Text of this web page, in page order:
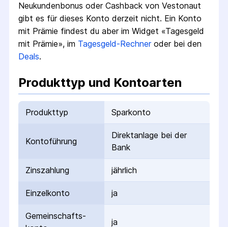
Neukundenbonus oder Cashback von Vestonaut
gibt es für dieses Konto derzeit nicht. Ein Konto
mit Prämie findest du aber im Widget «Tagesgeld
mit Prämie», im Tagesgeld-Rechneroder bei den
Deals.
Produkttyp und Kontoarten
Produkttyp Sparkonto
Kontoführung
Direktanlage bei der
Bank
Zinszahlung jährlich
Einzelkonto ja
Gemeinschafts­
ja